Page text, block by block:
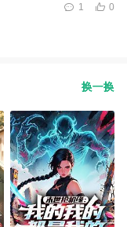
0
1
换一换